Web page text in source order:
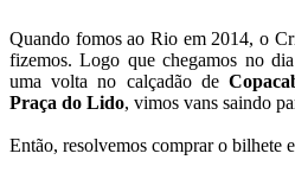
Quando fomos ao Rio em 2014, o
fizemos. Logo que chegamos no
uma volta no calçadão de
Praça do Lido, vimos vans saindo
Então, resolvemos comprar o bilhete